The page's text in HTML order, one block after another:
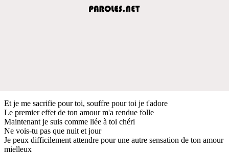
Et je me sacrifie pour toi, souffre pour toi je t'adore
Le premier effet de ton amour m'a rendue folle
Maintenant je suis comme liée à toi chéri
Ne vois-tu pas que nuit et jour
Je peux difficilement attendre pour une autre sensation de ton amour
mielleux